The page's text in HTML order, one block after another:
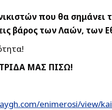
που θα σημάνει
βάρος των Λαών, των
ΜΑΣ ΠΙΣΩ!
enimerosi/view/